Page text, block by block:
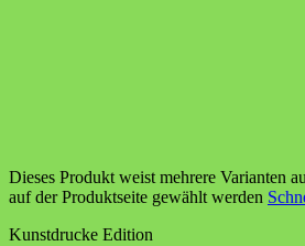
Dieses Produkt weist mehrere Varianten
auf der Produktseite gewählt werden
Kunstdrucke Edition